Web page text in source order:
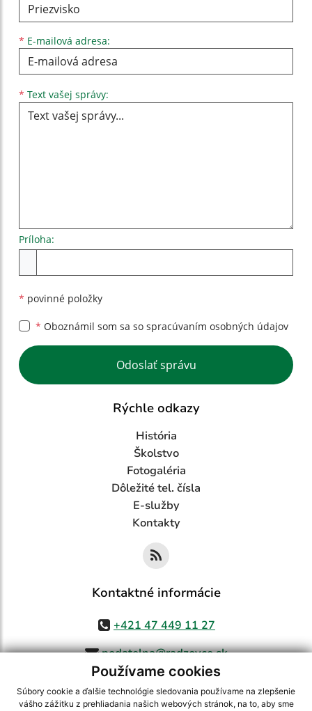
Používame cookies
Súbory cookie a ďalšie technológie sledovania používame na zlepšenie
vášho zážitku z prehliadania našich webových stránok, na to, aby sme
* E-mailová adresa:
* Text vašej správy:
Príloha:
* povinné položky
* Oboznámil som sa so spracúvaním osobných údajov
Google reCaptcha Response
Odoslať správu
Rýchle odkazy
História
Školstvo
Fotogaléria
Dôležité tel. čísla
E-služby
Kontakty
Kontaktné informácie
+421 47 449 11 27
podatelna@radzovce.sk